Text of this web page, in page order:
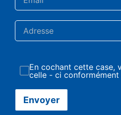
En cochant cette case,
celle - ci
Envoyer